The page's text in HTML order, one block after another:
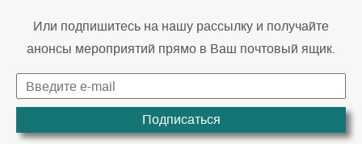
Или подпишитесь на нашу рассылку и получайте
анонсы мероприятий прямо в Ваш почтовый ящик.
Подписаться